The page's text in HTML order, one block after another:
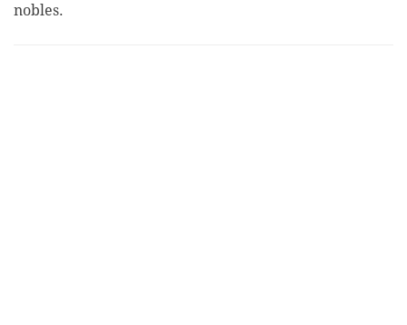
nobles.